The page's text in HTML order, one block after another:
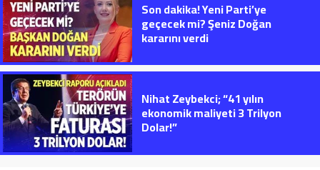
Son dakika! Yeni Parti’ye
geçecek mi? Şeniz Doğan
kararını verdi
Nihat Zeybekci; “41 yılın
ekonomik maliyeti 3 Trilyon
Dolar!”